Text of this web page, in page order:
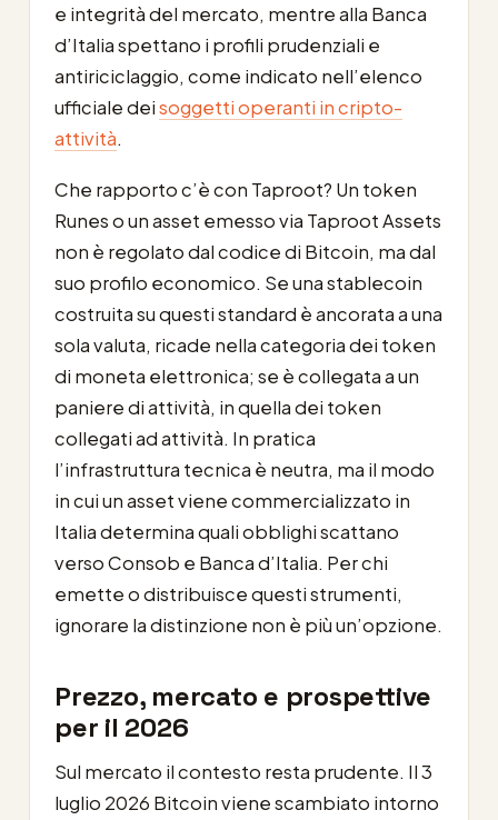
e integrità del mercato, mentre alla Banca
d’Italia spettano i profili prudenziali e
antiriciclaggio, come indicato nell’elenco
ufficiale deisoggetti operanti in cripto-
attività.
Che rapporto c’è con Taproot? Un token
Runes o un asset emesso via Taproot Assets
non è regolato dal codice di Bitcoin, ma dal
suo profilo economico. Se una stablecoin
costruita su questi standard è ancorata a una
sola valuta, ricade nella categoria dei token
di moneta elettronica; se è collegata a un
paniere di attività, in quella dei token
collegati ad attività. In pratica
l’infrastruttura tecnica è neutra, ma il modo
in cui un asset viene commercializzato in
Italia determina quali obblighi scattano
verso Consob e Banca d’Italia. Per chi
emette o distribuisce questi strumenti,
ignorare la distinzione non è più un’opzione.
Prezzo, mercato e prospettive
per il 2026
Sul mercato il contesto resta prudente. Il 3
luglio 2026 Bitcoin viene scambiato intorno